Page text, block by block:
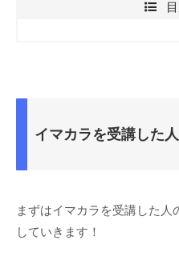
イマカラを受講した
まずはイマカラを受講した
していきます！